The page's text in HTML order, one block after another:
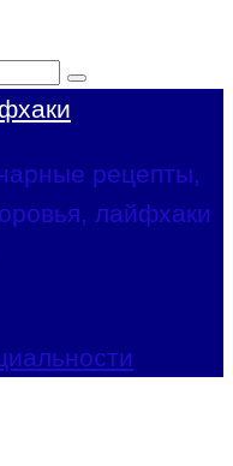
рецепты,
лайфхаки